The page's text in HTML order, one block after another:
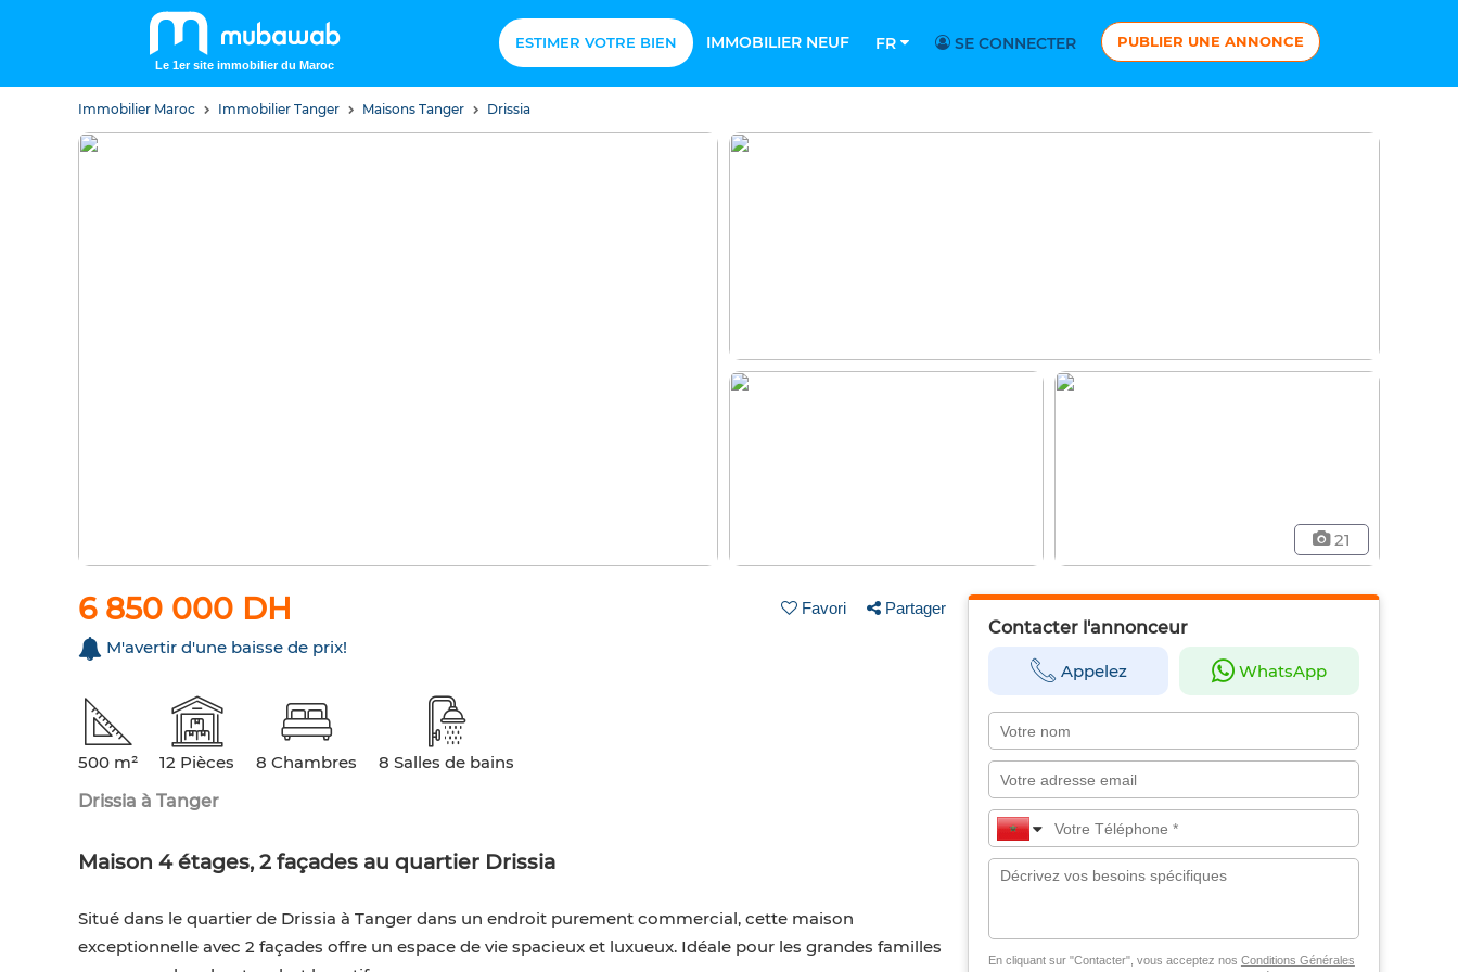
Le 1er site immobilier du Maroc
ESTIMER VOTRE BIEN IMMOBILIER NEUF FR SE CONNECTER PUBLIER UNE ANNONCE
Immobilier Maroc Immobilier Tanger Maisons Tanger Drissia
21
6 850 000 DH Favori Partager
M'avertir d'une baisse de prix!
500 m² 12 Pièces 8 Chambres
8 Salles de bains
Drissia à Tanger
Maison 4 étages, 2 façades au quartier Drissia
Situé dans le quartier de Drissia à Tanger dans un endroit purement commercial, cette maison
exceptionnelle avec 2 façades offre un espace de vie spacieux et luxueux. Idéale pour les grandes familles
Contacter l'annonceur
Appelez WhatsApp
En cliquant sur "Contacter", vous acceptez nos Conditions Générales